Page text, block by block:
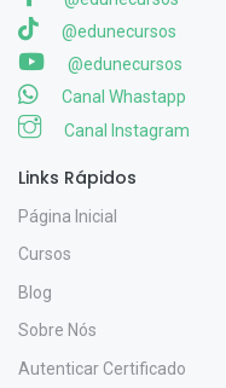
@edunecursos
@edunecursos
Canal Whastapp
Canal Instagram
Links Rápidos
Página Inicial
Cursos
Blog
Sobre Nós
Autenticar Certificado